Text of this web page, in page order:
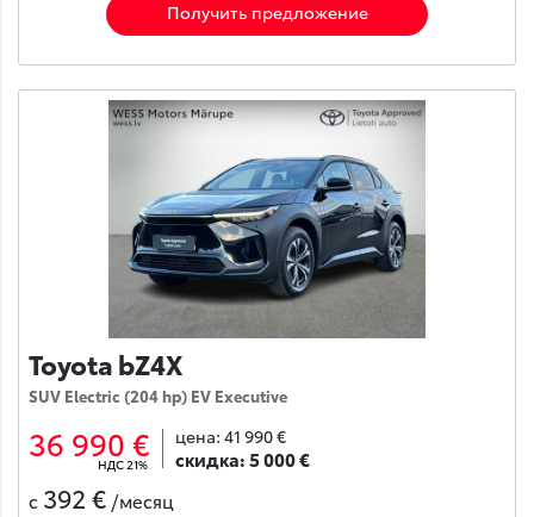
Получить предложение
Toyota bZ4X
SUV Electric (204 hp) EV Executive
36 990 €
НДС 21%
цена: 41 990 €
скидка:5 000 €
с 392 € /месяц